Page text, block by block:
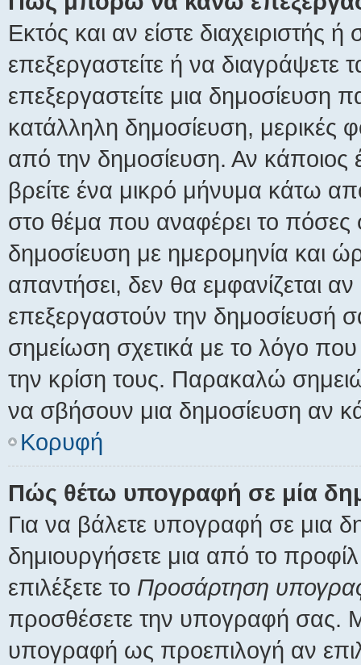
Εκτός και αν είστε διαχειριστής
επεξεργαστείτε ή να
επεξεργαστείτε μια δημοσίευση
κατάλληλη δημοσίευση, μερικές
από την δημοσίευση. Αν κάποιος
βρείτε ένα μικρό μήνυμα κάτω
στο θέμα που αναφέρει το πόσες
δημοσίευση με ημερομηνία και
απαντήσει, δεν θα εμφανίζεται αν
επεξεργαστούν την δημοσίευσή
σημείωση σχετικά με το λόγο
την κρίση τους. Παρακαλώ
να σβήσουν μια δημοσίευση αν
Κορυφή
Πώς θέτω υπογραφή σε μία
Για να βάλετε υπογραφή σε μια
δημιουργήσετε μια από το
επιλέξετε το Προσάρτηση
προσθέσετε την υπογραφή σας.
υπογραφή ως προεπιλογή αν